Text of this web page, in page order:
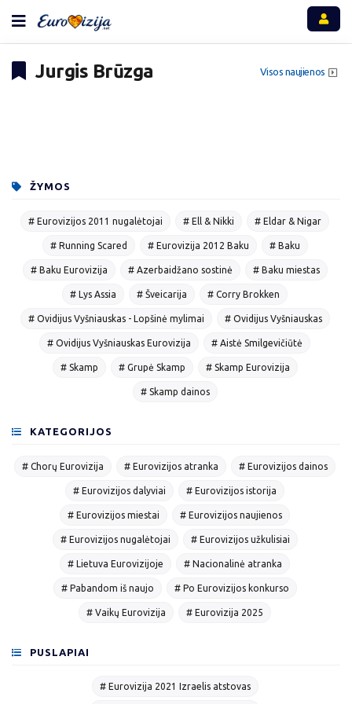
Jurgis Brūzga Visos naujienos
ŽYMOS
# Eurovizijos 2011 nugalėtojai # Ell & Nikki # Eldar & Nigar
# Running Scared # Eurovizija 2012 Baku # Baku
# Baku Eurovizija # Azerbaidžano sostinė # Baku miestas
# Lys Assia # Šveicarija # Corry Brokken
# Ovidijus Vyšniauskas - Lopšinė mylimai # Ovidijus Vyšniauskas
# Ovidijus Vyšniauskas Eurovizija # Aistė Smilgevičiūtė
# Skamp # Grupė Skamp # Skamp Eurovizija
# Skamp dainos
KATEGORIJOS
# Chorų Eurovizija # Eurovizijos atranka # Eurovizijos dainos
# Eurovizijos dalyviai # Eurovizijos istorija
# Eurovizijos miestai # Eurovizijos naujienos
# Eurovizijos nugalėtojai # Eurovizijos užkulisiai
# Lietuva Eurovizijoje # Nacionalinė atranka
# Pabandom iš naujo # Po Eurovizijos konkurso
# Vaikų Eurovizija # Eurovizija 2025
PUSLAPIAI
# Eurovizija 2021 Izraelis atstovas